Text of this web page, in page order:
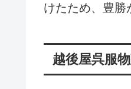
けたため、豊勝
越後屋呉服